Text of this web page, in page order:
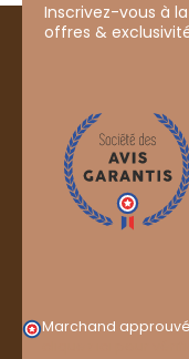
Inscrivez-vous à
offres &
Marchand